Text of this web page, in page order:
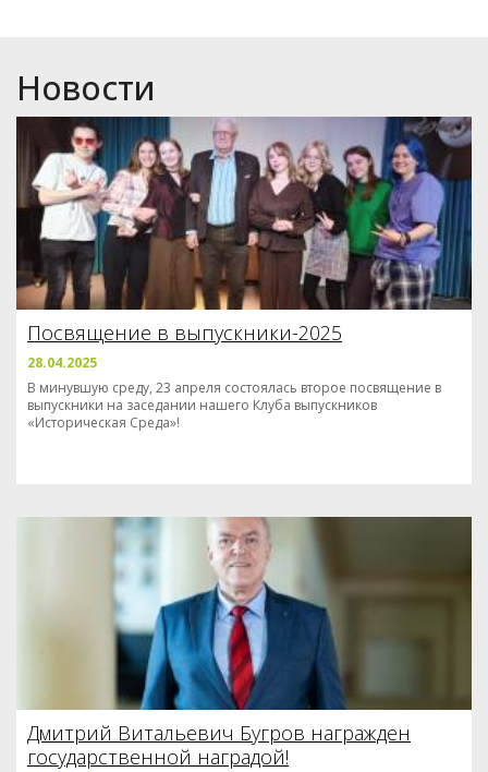
Новости
Посвящение в выпускники-2025
28.04.2025
В минувшую среду, 23 апреля состоялась второе посвящение в
выпускники на заседании нашего Клуба выпускников
«Историческая Среда»!
Дмитрий Витальевич Бугров награжден
государственной наградой!